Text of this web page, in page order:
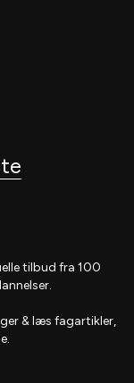
tilbud fra 100
& læs fagartikler,